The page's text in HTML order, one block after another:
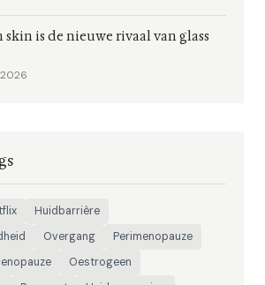
skin is de nieuwe rivaal van glass
Huidbarrière
Overgang
Perimenopauze
Oestrogeen